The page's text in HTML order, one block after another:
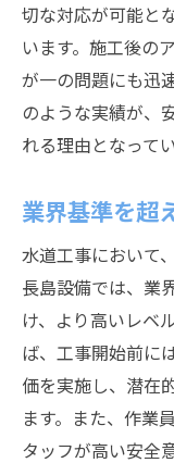
切な対応が可能と
います。施工後の
が一の問題にも迅
のような実績が、
れる理由となってい
業界基準を超
水道工事において
長島設備では、業
け、より高いレベ
ば、工事開始前に
価を実施し、潜在
ます。また、作業
タッフが高い安全